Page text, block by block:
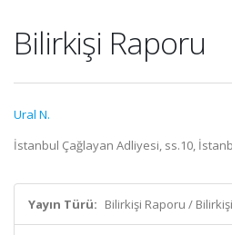
Bilirkişi Raporu
Ural N.
İstanbul Çağlayan Adliyesi, ss.10,
Yayın Türü: Bilirkişi Raporu /